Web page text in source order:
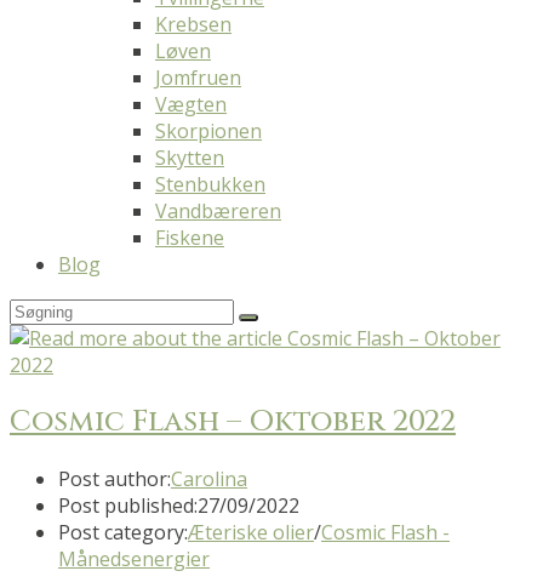
Krebsen
Løven
Jomfruen
Vægten
Skorpionen
Skytten
Stenbukken
Vandbæreren
Fiskene
Blog
Cosmic Flash – Oktober 2022
Post author:Carolina
Post published:27/09/2022
Post category:Æteriske olier/Cosmic Flash -
Månedsenergier